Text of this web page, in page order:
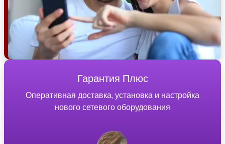
Гарантия Плюс
Оперативная доставка, установка и настройка
нового сетевого оборудования